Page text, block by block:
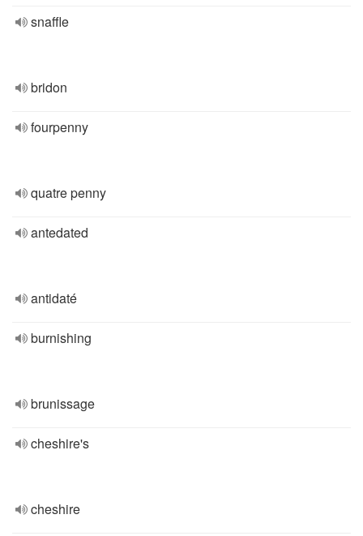
snaffle
bridon
fourpenny
quatre penny
antedated
antidaté
burnishing
brunissage
cheshire's
cheshire